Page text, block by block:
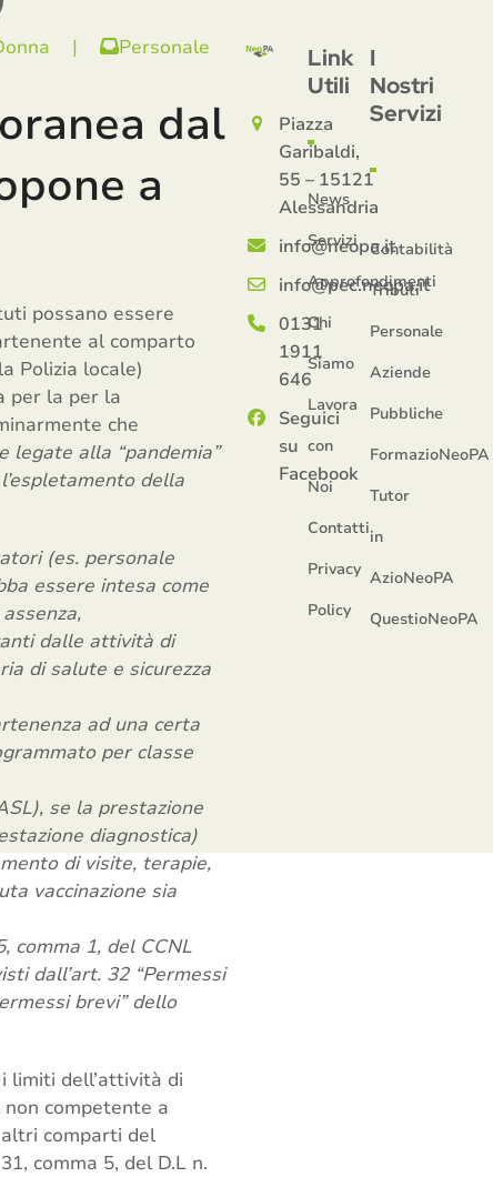
| Personale
dal
a
possano essere
al comparto
Polizia locale)
per la per la
che
legate alla “pandemia”
della
(es. personale
essere intesa come
dalle attività di
di salute e sicurezza
ad una certa
per classe
se la prestazione
diagnostica)
di visite, terapie,
vaccinazione sia
comma 1, del CCNL
dall’art. 32 “Permessi
brevi” dello
limiti dell’attività di
competente a
comparti del
comma 5, del D.L n.
Piazza
Garibaldi,
55 – 15121
Alessandria
info@neopa.it
info@pec.neopa.it
0131
1911
646
Seguici
su
Facebook
Link
Utili
News
Servizi
Approfondimenti
Chi
Siamo
Lavora
con
Noi
Contatti
Privacy
Policy
I
Nostri
Servizi
Contabilità
Tributi
Personale
Aziende
Pubbliche
FormazioNeoPA
Tutor
in
AzioNeoPA
QuestioNeoPA